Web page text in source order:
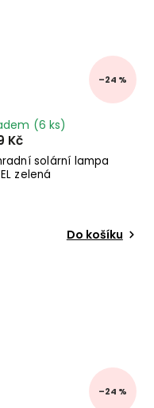
–24 %
solární lampa
zelená
(6 ks)
Kč
Do košíku
–24 %